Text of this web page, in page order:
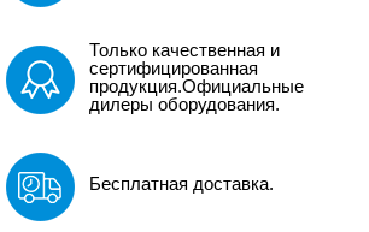
Только качественная и
сертифицированная
продукция.Официальные
дилеры оборудования.
Бесплатная доставка.